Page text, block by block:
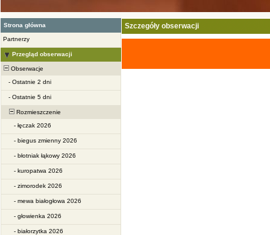
Strona główna
Partnerzy
Przegląd obserwacji
Obserwacje
- Ostatnie 2 dni
- Ostatnie 5 dni
Rozmieszczenie
- łęczak 2026
- biegus zmienny 2026
- błotniak łąkowy 2026
- kuropatwa 2026
- zimorodek 2026
- mewa białogłowa 2026
- głowienka 2026
- białorzytka 2026
Szczegóły obserwacji